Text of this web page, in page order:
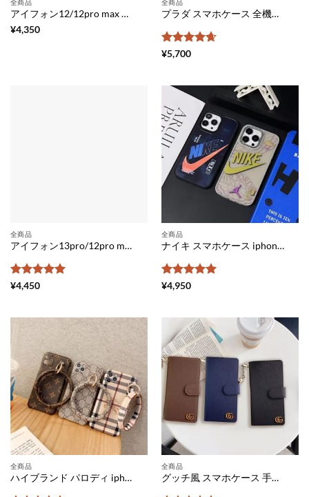
全商品
アイフォン12/12pro max ケース ドゥ・ラ・メール 芸能人 iphone12pro/11pro max 携帯カバー シンプル かわいい LAMER スマホケース iphone11 女子 ハイブランド風 iphonexs/xr ケース 流行り 2020
¥4,350
全商品
プラダ スマホケース 全機種対応 安い 手帳型 アンドロイドケース ブランド iphone15シリーズカバー 大人っぽい PRADA ギャラクシー 携帯ケース s20/s20+ スライド式 手帳 xperia エース ケース ストライプ付き
5段階中
¥5,700
全商品
アイフォン13pro/12pro max ケース ヴィトンパロディ iphone11pro/11 ケース シンプル 可愛い LV スマホケース iphonexr お揃い ルイヴィトン風 iphonexs/xs max 携帯カバー 型押し iphoneケース 安い店
5段階中
¥4,450
全商品
ナイキ スマホケース iphone16 メンズ iphone16pro max/16pro ケース ペア スポーツブランド ナイキ ジョーダン スマホケース カップル
5段階中
¥4,950
全商品
ハイブランド パロディ iphone12/12pro ケース ブレスレットリング付き vuitton アイフォン11/11プロ ケース メンズ GUCCI iphonexs/xr/se 携帯カバー 海外セレブ 2020 バーバリー風 スマホケース iphonexs max ペア 大人
全商品
グッチ風 スマホケース 手帳型 全機種対応 おしゃれ GUCCI iphone12/11 ケース シンプル ペア アンドロイドケース ブランド galaxy s20/s10 plus ケースカバー ビジネス風 エクスペリアケース XZ3 落下防止